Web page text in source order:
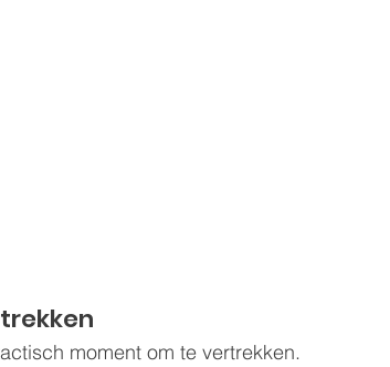
moment om te vertrekken.